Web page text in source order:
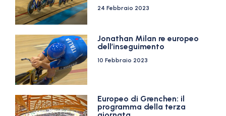
24 Febbraio 2023
Jonathan Milan re europeo
dell’inseguimento
10 Febbraio 2023
Europeo di Grenchen: il
programma della terza